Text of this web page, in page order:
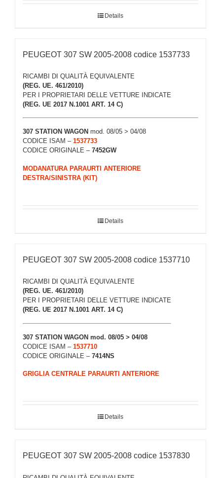
Details
PEUGEOT 307 SW 2005-2008 codice 1537733
RICAMBI DI QUALITÀ EQUIVALENTE
(REG. UE. 461/2010)
PER I PROPRIETARI DELLE VETTURE INDICATE
(REG. UE 2017 N.1001 ART. 14 C)
307 STATION WAGON mod. 08/05 > 04/08
CODICE ISAM – 1537733
CODICE ORIGINALE – 7452GW
MODANATURA PARAURTI ANTERIORE
DESTRA/SINISTRA (KIT)
Details
PEUGEOT 307 SW 2005-2008 codice 1537710
RICAMBI DI QUALITÀ EQUIVALENTE
(REG. UE. 461/2010)
PER I PROPRIETARI DELLE VETTURE INDICATE
(REG. UE 2017 N.1001 ART. 14 C)
307 STATION WAGON mod. 08/05 > 04/08
CODICE ISAM – 1537710
CODICE ORIGINALE – 7414NS
GRIGLIA CENTRALE PARAURTI ANTERIORE
Details
PEUGEOT 307 SW 2005-2008 codice 1537830